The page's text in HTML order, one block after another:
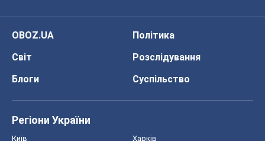
OBOZ.UA
Політика
Світ
Розслідування
Блоги
Суспільство
Регіони України
Київ Харків